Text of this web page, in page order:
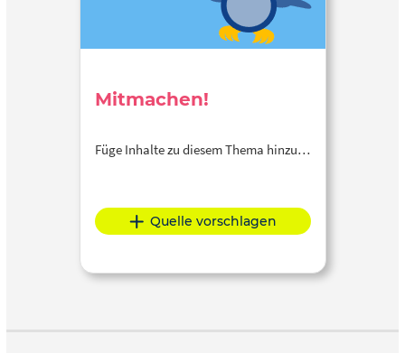
Mitmachen!
Füge Inhalte zu diesem Thema hinzu…
Quelle vorschlagen